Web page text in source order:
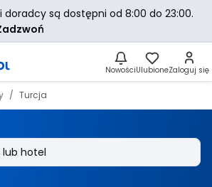
NowościUlubioneZaloguj się
Turcja
doradcy są dostępni od 8:00 do 23:00.